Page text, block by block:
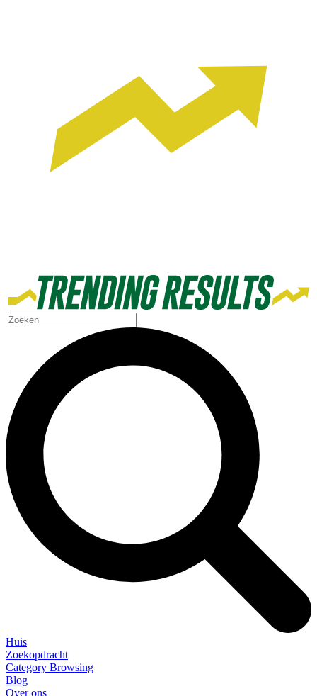
Huis
Zoekopdracht
Category Browsing
Blog
Over ons